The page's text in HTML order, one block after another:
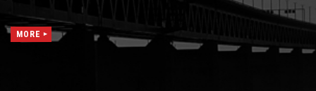
MORE